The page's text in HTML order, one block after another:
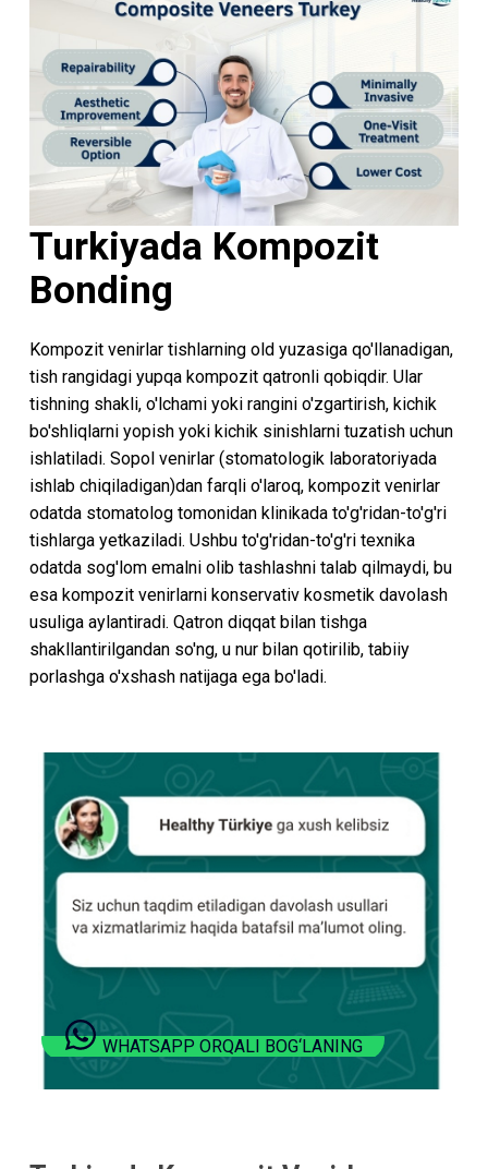
Turkiyada Kompozit
Bonding
Kompozit venirlar tishlarning old yuzasiga qo'llanadigan,
tish rangidagi yupqa kompozit qatronli qobiqdir. Ular
tishning shakli, o'lchami yoki rangini o'zgartirish, kichik
bo'shliqlarni yopish yoki kichik sinishlarni tuzatish uchun
ishlatiladi. Sopol venirlar (stomatologik laboratoriyada
ishlab chiqiladigan)dan farqli o'laroq, kompozit venirlar
odatda stomatolog tomonidan klinikada to'g'ridan-to'g'ri
tishlarga yetkaziladi. Ushbu to'g'ridan-to'g'ri texnika
odatda sog'lom emalni olib tashlashni talab qilmaydi, bu
esa kompozit venirlarni konservativ kosmetik davolash
usuliga aylantiradi. Qatron diqqat bilan tishga
shakllantirilgandan so'ng, u nur bilan qotirilib, tabiiy
porlashga o'xshash natijaga ega bo'ladi.
WHATSAPP ORQALI BOG‘LANING